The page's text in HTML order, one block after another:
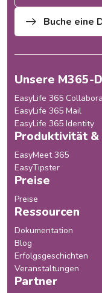
Buche eine
Unsere M365-
EasyLife 365
EasyLife 365 Mail
EasyLife 365 Identity
Produktivität
EasyMeet 365
EasyTipster
Preise
Preise
Ressourcen
Dokumentation
Blog
Erfolgsgeschichten
Veranstaltungen
Partner